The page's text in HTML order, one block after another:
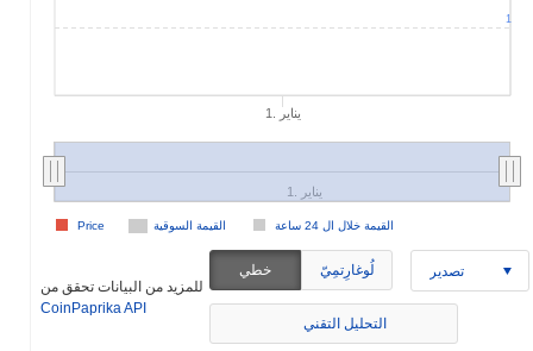
1. يناير
القيمة السوقية القيمة خلال ال 24 ساعة Price
1. يناير
1
للمزيد من البيانات تحقق من
CoinPaprika API
خطي لُوغارِتمِيّ تصدير
التحليل التقني